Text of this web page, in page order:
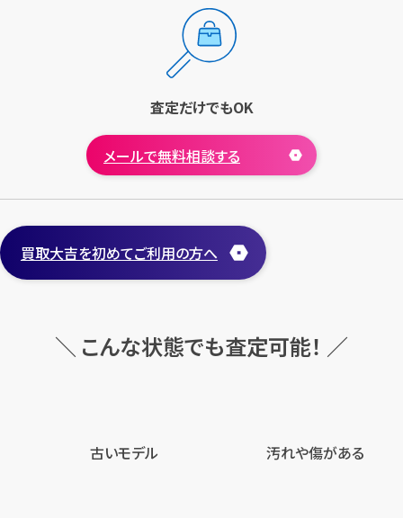
査定だけでもOK
メールで無料相談する
買取大吉を初めてご利用の方へ
＼ こんな状態でも査定可能！ ／
古いモデル 汚れや傷がある